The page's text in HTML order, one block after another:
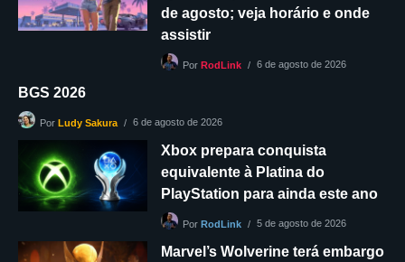
de agosto; veja horário e onde
assistir
Por RodLink 6 de agosto de 2026
BGS 2026
Por Ludy Sakura 6 de agosto de 2026
Xbox prepara conquista
equivalente à Platina do
PlayStation para ainda este ano
Por RodLink 5 de agosto de 2026
Marvel’s Wolverine terá embargo